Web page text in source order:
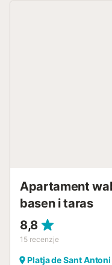
Apartament
basen i taras
8,8
15 recenzje
Platja de Sant